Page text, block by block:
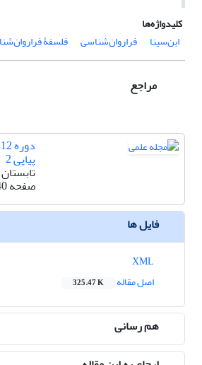
کلیدواژه‌ها
ابن‌سینا
فراروان‌شناسی فلسفۀ
مراجع
پیاپی 2
تابستان 1394
صفحه
فایل ها
اصل مقاله
325.47 K
هم رسانی